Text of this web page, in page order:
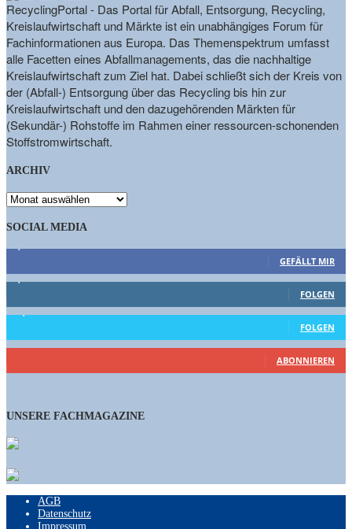
RecyclingPortal - Das Portal für Abfall, Entsorgung, Recycling,
Kreislaufwirtschaft und Märkte ist ein unabhängiges Forum für
Fachinformationen aus Europa. Das Themenspektrum umfasst
alle Facetten eines Abfallmanagements, das die nachhaltige
Kreislaufwirtschaft zum Ziel hat. Dabei schließt sich der Kreis von
der (Abfall-) Entsorgung über das Recycling bis hin zur
Kreislaufwirtschaft und den dazugehörenden Märkten für
(Sekundär-) Rohstoffe im Rahmen einer ressourcen-schonenden
Stoffstromwirtschaft.
ARCHIV
ARCHIV
SOCIAL MEDIA
GEFÄLLT MIR
1,662 Follower
FOLGEN
15,658 Follower
FOLGEN
460 Abonnenten
ABONNIEREN
UNSERE FACHMAGAZINE
AGB
Datenschutz
Impressum